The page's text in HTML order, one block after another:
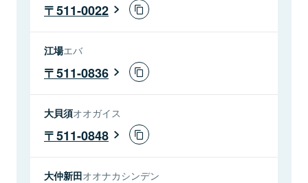
511-0022
江場エバ
511-0836
大貝須オオガイス
511-0848
大仲新田オオナカシンデン